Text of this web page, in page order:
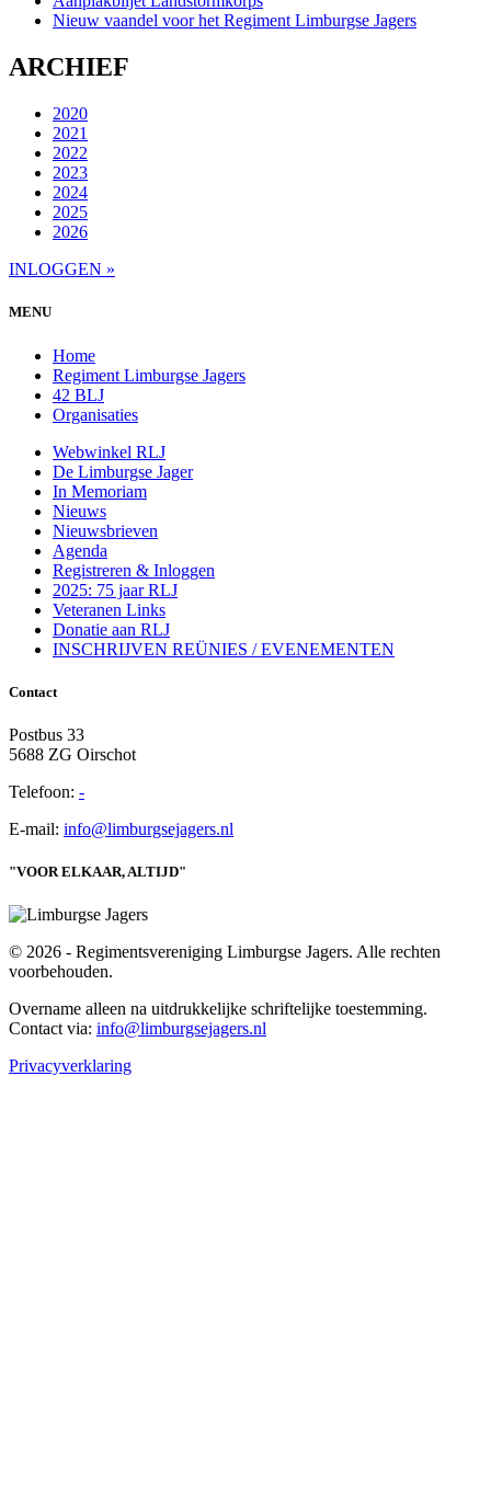
Nieuw vaandel voor het Regiment Limburgse Jagers
ARCHIEF
2020
2021
2022
2023
2024
2025
2026
INLOGGEN »
MENU
Home
Regiment Limburgse Jagers
42 BLJ
Organisaties
Webwinkel RLJ
De Limburgse Jager
In Memoriam
Nieuws
Nieuwsbrieven
Agenda
Registreren & Inloggen
2025: 75 jaar RLJ
Veteranen Links
Donatie aan RLJ
INSCHRIJVEN REÜNIES / EVENEMENTEN
Contact
Postbus 33
5688 ZG Oirschot
Telefoon: -
E-mail: info@limburgsejagers.nl
"VOOR ELKAAR, ALTIJD"
© 2026 - Regimentsvereniging Limburgse Jagers. Alle rechten
voorbehouden.
Overname alleen na uitdrukkelijke schriftelijke toestemming.
Contact via: info@limburgsejagers.nl
Privacyverklaring